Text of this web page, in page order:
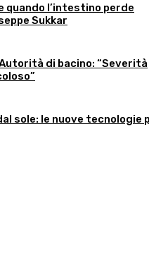
quando l’intestino perde
Sukkar
di bacino: “Severità
sole: le nuove tecnologie